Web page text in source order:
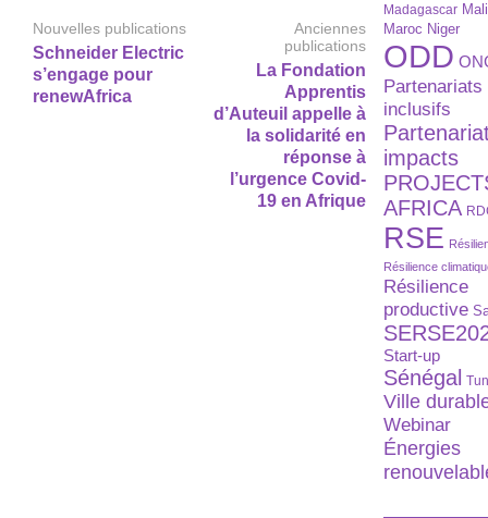
Nouvelles publications
Schneider Electric
s’engage pour
renewAfrica
Anciennes
publications
La Fondation
Apprentis
d’Auteuil appelle à
la solidarité en
réponse à
l’urgence Covid-
19 en Afrique
Madagascar Mali
Maroc Niger
ODD
Partenariats
inclusifs
impacts
AFRICA
RSE
Résilience
Résilience
productive
Start-up
Sénégal
Ville
Webinar
Énergies